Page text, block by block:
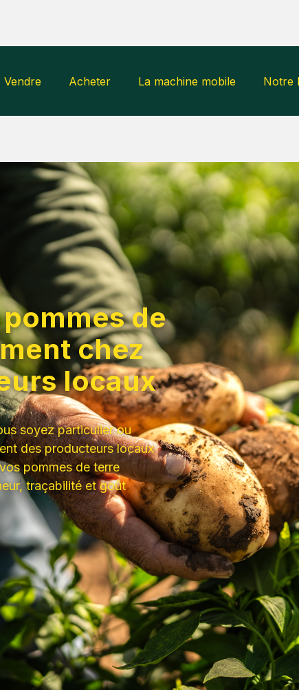
Vendre Acheter La machine mobile Notre
de
chez
locaux
soyez particulier ou
des producteurs locaux
pommes de terre
traçabilité et goût